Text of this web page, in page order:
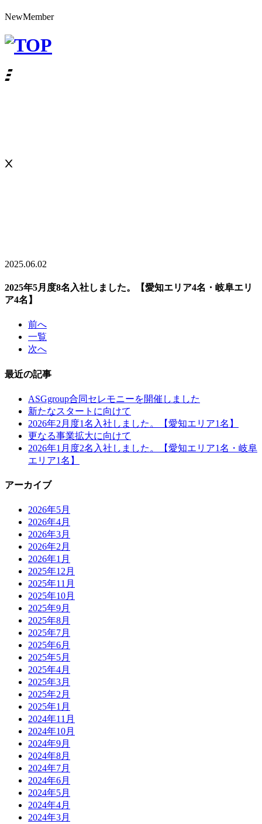
NewMember
2025.06.02
2025年5月度8名入社しました。【愛知エリア4名・岐阜エリ
ア4名】
前へ
一覧
次へ
最近の記事
ASGgroup合同セレモニーを開催しました
新たなスタートに向けて
2026年2月度1名入社しました。【愛知エリア1名】
更なる事業拡大に向けて
2026年1月度2名入社しました。【愛知エリア1名・岐阜
エリア1名】
アーカイブ
2026年5月
2026年4月
2026年3月
2026年2月
2026年1月
2025年12月
2025年11月
2025年10月
2025年9月
2025年8月
2025年7月
2025年6月
2025年5月
2025年4月
2025年3月
2025年2月
2025年1月
2024年11月
2024年10月
2024年9月
2024年8月
2024年7月
2024年6月
2024年5月
2024年4月
2024年3月